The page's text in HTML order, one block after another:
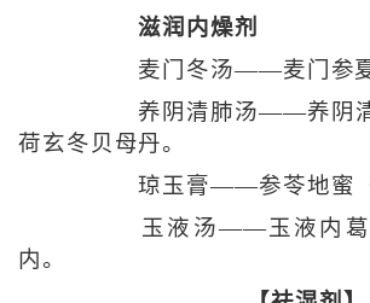
滋润内燥剂
麦门冬汤——麦门参夏
养阴清肺汤——养阴清
荷玄冬贝母丹。
琼玉膏——参苓地蜜（
玉液汤——玉液内葛
内。